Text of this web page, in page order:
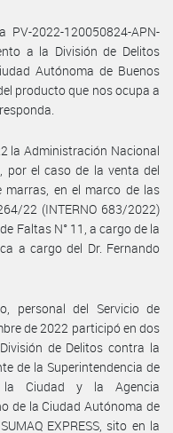
2022-120050824-APN-
a la División de Delitos
Autónoma de Buenos
producto que nos ocupa a
la Administración Nacional
por el caso de la venta del
en el marco de las
22 (INTERNO 683/2022)
Faltas N° 11, a cargo de la
a cargo del Dr. Fernando
personal del Servicio de
de 2022 participó en dos
de Delitos contra la
de la Superintendencia de
la Ciudad y la Agencia
de la Ciudad Autónoma de
EXPRESS, sito en la